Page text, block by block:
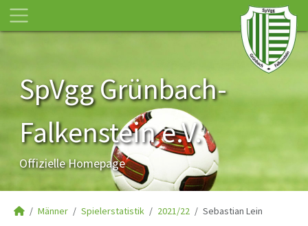
SpVgg Grünbach-
Falkenstein e.V.
Offizielle Homepage
Männer Spielerstatistik 2021/22 Sebastian Lein